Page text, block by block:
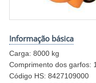
Informação básica
Carga: 8000 kg
Comprimento dos garfos:
Código HS: 8427109000